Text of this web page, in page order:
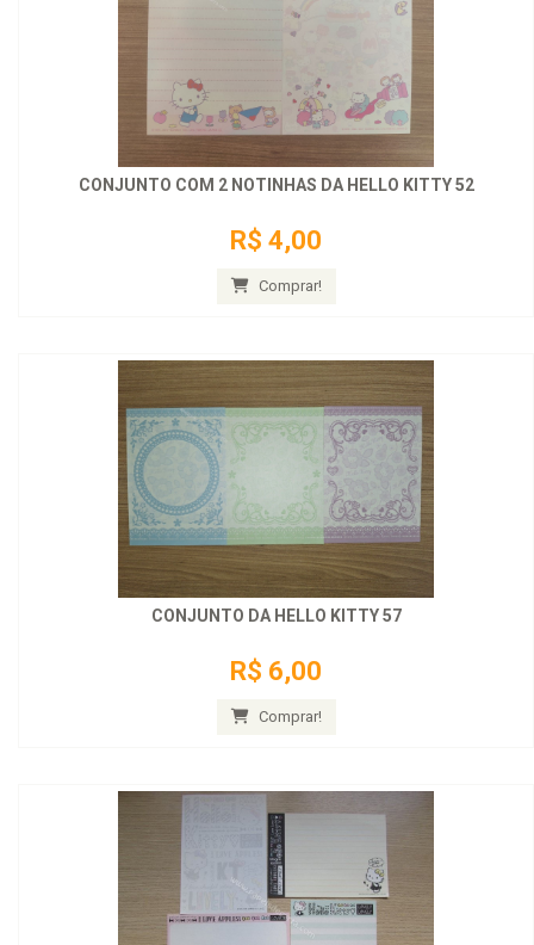
CONJUNTO COM 2 NOTINHAS DA HELLO KITTY 52
R$ 4,00
Comprar!
CONJUNTO DA HELLO KITTY 57
R$ 6,00
Comprar!